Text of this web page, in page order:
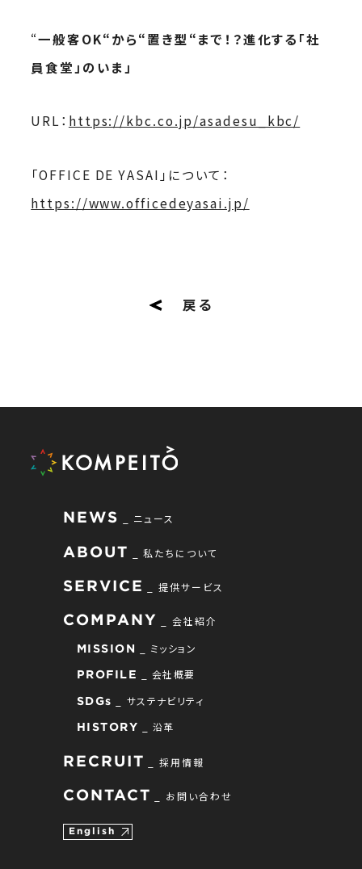
“一般客OK“から“置き型“まで！？進化する「社
員食堂」のいま」
URL： https://kbc.co.jp/asadesu_kbc/
「OFFICE DE YASAI」について：
https://www.officedeyasai.jp/
戻る
NEWS ニュース
ABOUT 私たちについて
SERVICE 提供サービス
COMPANY 会社紹介
MISSION ミッション
PROFILE 会社概要
SDGs サステナビリティ
HISTORY 沿革
RECRUIT 採用情報
CONTACT お問い合わせ
English